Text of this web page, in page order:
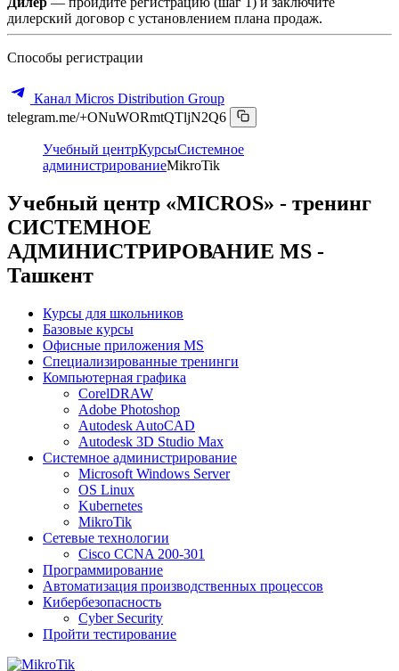
дилерский договор с установлением плана продаж.
Способы регистрации
Канал Micros Distribution Group
telegram.me/+ONuWORmtQTljN2Q6
Учебный центрКурсыСистемное
администрированиеMikroTik
Учебный центр «MICROS» - тренинг
СИСТЕМНОЕ
АДМИНИСТРИРОВАНИЕ MS -
Ташкент
Курсы для школьников
Базовые курсы
Офисные приложения MS
Специализированные тренинги
Компьютерная графика
CorelDRAW
Adobe Photoshop
Autodesk AutoCAD
Autodesk 3D Studio Max
Системное администрирование
Microsoft Windows Server
OS Linux
Kubernetes
MikroTik
Сетевые технологии
Cisco CCNA 200-301
Программирование
Автоматизация производственных процессов
Кибербезопасность
Cyber Security
Пройти тестирование